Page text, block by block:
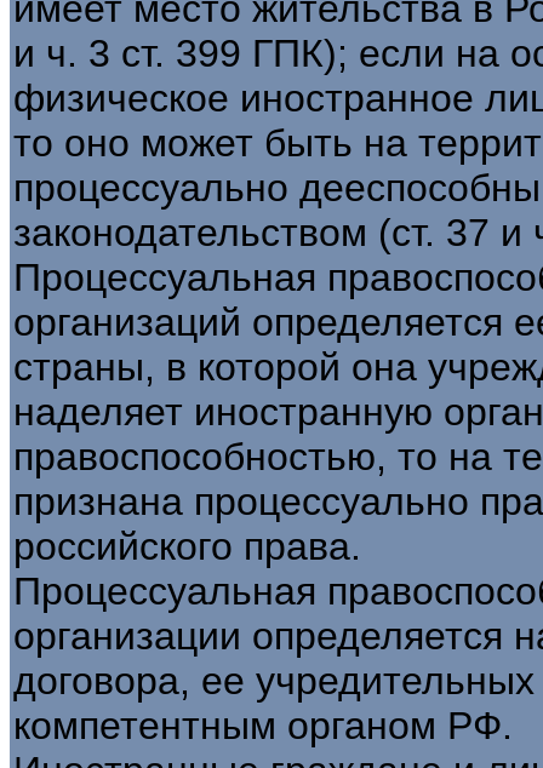
и ч. 3 ст. 399 ГПК); если на
физическое иностранное
то оно может быть на
процессуально
законодательством (ст. 37
Процессуальная
организаций определяется
страны, в которой она
наделяет иностранную
правоспособностью, то на
признана процессуально
российского права.
Процессуальная
организации определяется
договора, ее
компетентным органом РФ.